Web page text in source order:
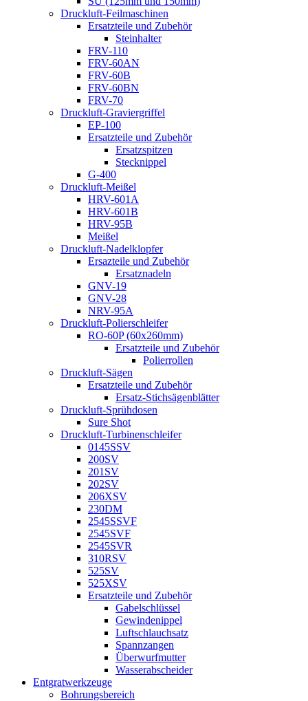
Druckluft-Feilmaschinen
Ersatzteile und Zubehör
Steinhalter
FRV-110
FRV-60AN
FRV-60B
FRV-60BN
FRV-70
Druckluft-Graviergriffel
EP-100
Ersatzteile und Zubehör
Ersatzspitzen
Stecknippel
G-400
Druckluft-Meißel
HRV-601A
HRV-601B
HRV-95B
Meißel
Druckluft-Nadelklopfer
Ersazteile und Zubehör
Ersatznadeln
GNV-19
GNV-28
NRV-95A
Druckluft-Polierschleifer
RO-60P (60x260mm)
Ersatzteile und Zubehör
Polierrollen
Druckluft-Sägen
Ersatzteile und Zubehör
Ersatz-Stichsägenblätter
Druckluft-Sprühdosen
Sure Shot
Druckluft-Turbinenschleifer
0145SSV
200SV
201SV
202SV
206XSV
230DM
2545SSVF
2545SVF
2545SVR
310RSV
525SV
525XSV
Ersatzteile und Zubehör
Gabelschlüssel
Gewindenippel
Luftschlauchsatz
Spannzangen
Überwurfmutter
Wasserabscheider
Entgratwerkzeuge
Bohrungsbereich